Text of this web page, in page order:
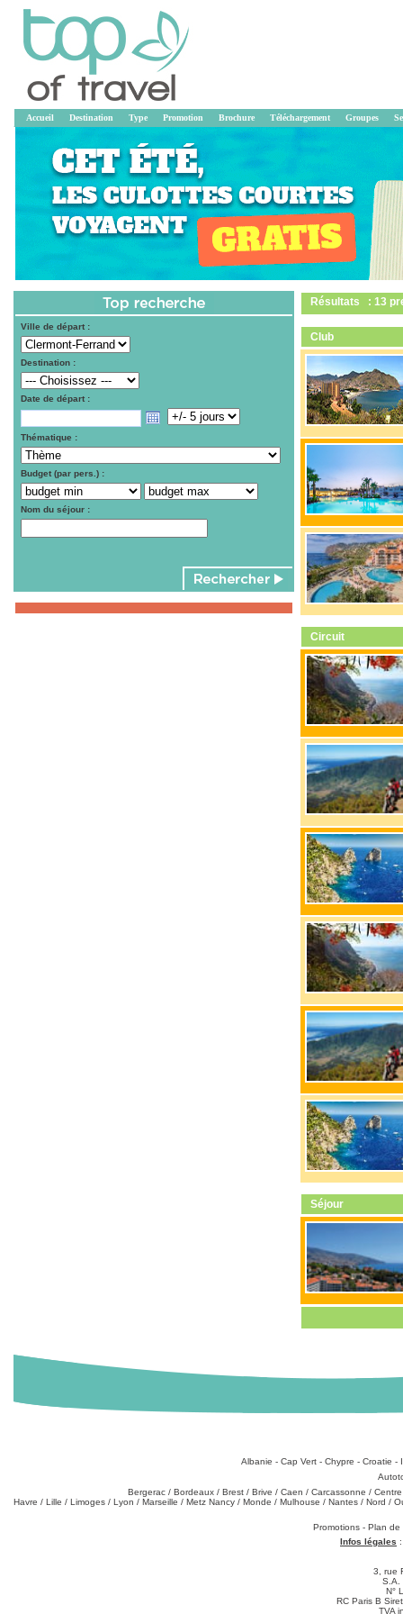
Accueil Destination Type Promotion Brochure Téléchargement Groupes
Ville de départ :
Destination :
Date de départ :
Thématique :
Budget (par pers.) :
Nom du séjour :
Résultats : 13
Club
Circuit
Séjour
Albanie - Cap Vert- Chypre - Croatie -
Bergerac / Bordeaux / Brest / Brive / Caen / Carcassonne / Centre
Havre / Lille / Limoges / Lyon / Marseille / Metz Nancy / Monde / Mulhouse / Nantes / Nord /
Promotions - Plan
Infos légales
3, rue
S.A.
N°
RC Paris B
TVA